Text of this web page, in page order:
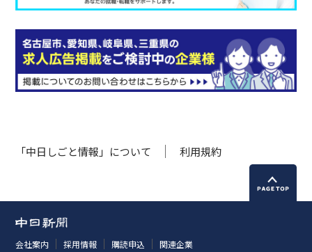
「中日しごと情報」について 利用規約
会社案内 採用情報 購読申込 関連企業